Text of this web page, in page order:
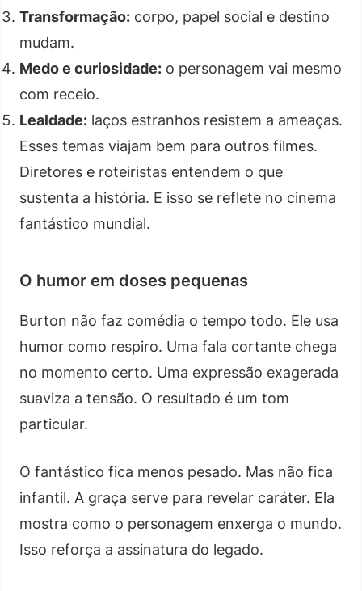
Transformação: corpo, papel social e destino
mudam.
Medo e curiosidade: o personagem vai mesmo
com receio.
Lealdade: laços estranhos resistem a ameaças.
Esses temas viajam bem para outros filmes.
Diretores e roteiristas entendem o que
sustenta a história. E isso se reflete no cinema
fantástico mundial.
O humor em doses pequenas
Burton não faz comédia o tempo todo. Ele usa
humor como respiro. Uma fala cortante chega
no momento certo. Uma expressão exagerada
suaviza a tensão. O resultado é um tom
particular.
O fantástico fica menos pesado. Mas não fica
infantil. A graça serve para revelar caráter. Ela
mostra como o personagem enxerga o mundo.
Isso reforça a assinatura do legado.